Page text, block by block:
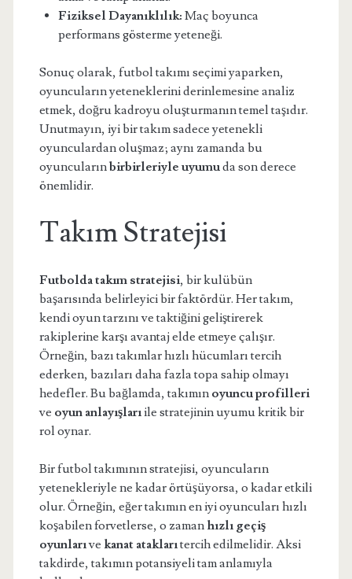
Fiziksel Dayanıklılık: Maç boyunca
performans gösterme yeteneği.
Sonuç olarak, futbol takımı seçimi yaparken,
oyuncuların yeteneklerini derinlemesine analiz
etmek, doğru kadroyu oluşturmanın temel taşıdır.
Unutmayın, iyi bir takım sadece yetenekli
oyunculardan oluşmaz; aynı zamanda bu
oyuncularınbirbirleriyle uyumuda son derece
önemlidir.
Takım Stratejisi
Futbolda takım stratejisi, bir kulübün
başarısında belirleyici bir faktördür. Her takım,
kendi oyun tarzını ve taktiğini geliştirerek
rakiplerine karşı avantaj elde etmeye çalışır.
Örneğin, bazı takımlar hızlı hücumları tercih
ederken, bazıları daha fazla topa sahip olmayı
hedefler. Bu bağlamda, takımın oyuncu profilleri
ve oyun anlayışlarıile stratejinin uyumu kritik bir
rol oynar.
Bir futbol takımının stratejisi, oyuncuların
yetenekleriyle ne kadar örtüşüyorsa, o kadar etkili
olur. Örneğin, eğer takımın en iyi oyuncuları hızlı
koşabilen forvetlerse, o zaman hızlı geçiş
oyunlarıve kanat ataklarıtercih edilmelidir. Aksi
takdirde, takımın potansiyeli tam anlamıyla